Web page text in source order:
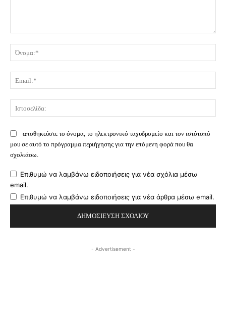
αποθηκεύστε το όνομα, το ηλεκτρονικό ταχυδρομείο και τον ιστότοπό
μου σε αυτό το πρόγραμμα περιήγησης για την επόμενη φορά που θα
σχολιάσω.
Επιθυμώ να λαμβάνω ειδοποιήσεις για νέα σχόλια μέσω
email.
Επιθυμώ να λαμβάνω ειδοποιήσεις για νέα άρθρα μέσω email.
- Advertisement -